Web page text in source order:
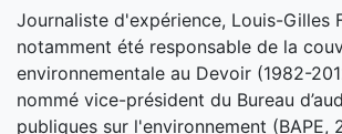
Journaliste d'expérience, Louis-Gilles
notamment été responsable de la
environnementale au Devoir (1982-
nommé vice-président du Bureau
publiques sur l'environnement (BAPE,